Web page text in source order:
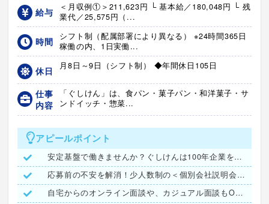
給与
＜月収例①＞211,623円 └ 基本給／180,048円 └ 残
業代／25,575円（...
時間
シフト制（配属部署により異なる） ※24時間365日
稼働の内、1日実働...
休日 月8日～9日（シフト制） ◆年間休日105日
仕事
内容
「ぐしけん」は、食パン・菓子パン・和洋菓子・サ
ンドイッチ・惣菜...
アピールポイント
安定基盤で働きませんか？ぐしけんは100年企業をめざします！
応募前の不安を解消！少人数制の＜個別会社説明会＞予約受付中
自宅からのオンライン面談や、カジュアル面談もOK♪